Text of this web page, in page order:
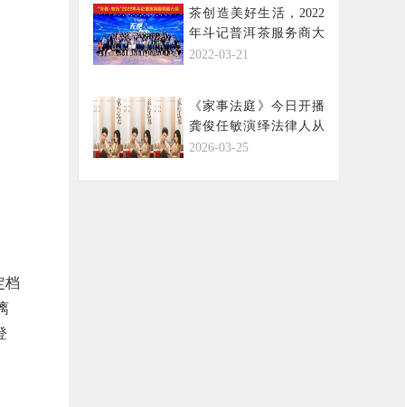
档
茶创造美好生活，2022
年斗记普洱茶服务商大
会在广州盛大召开
2022-03-21
《家事法庭》今日开播
龚俊任敏演绎法律人从
青涩到沉稳的蜕变之路
2026-03-25